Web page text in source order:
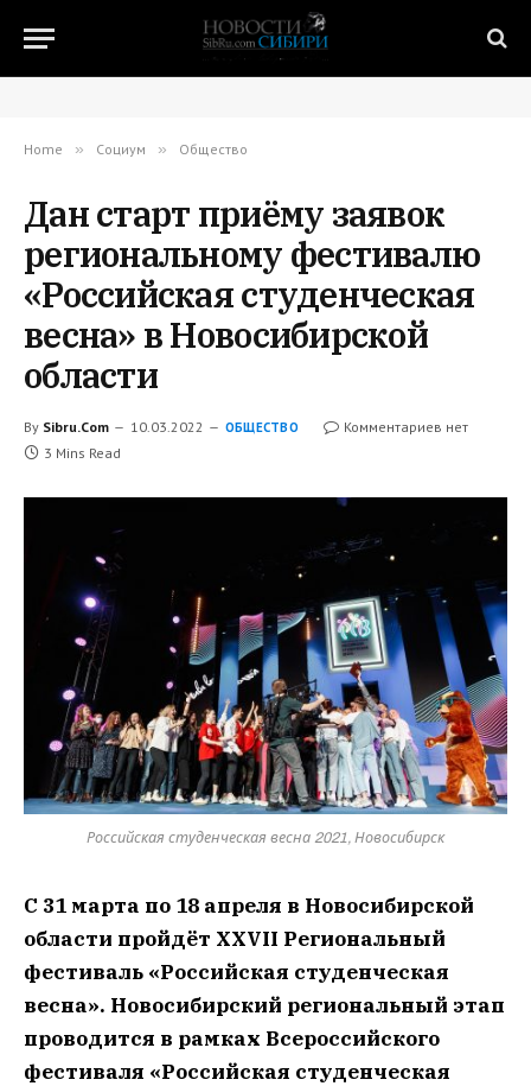
Home » Социум » Общество
Дан старт приёму заявок
региональному фестивалю
«Российская студенческая
весна» в Новосибирской
области
By Sibru.Com 10.03.2022 ОБЩЕСТВО
Комментариев нет
3 Mins Read
Российская студенческая весна 2021, Новосибирск
С 31 марта по 18 апреля в Новосибирской
области пройдёт XXVII Региональный
фестиваль «Российская студенческая
весна». Новосибирский региональный этап
проводится в рамках Всероссийского
фестиваля «Российская студенческая